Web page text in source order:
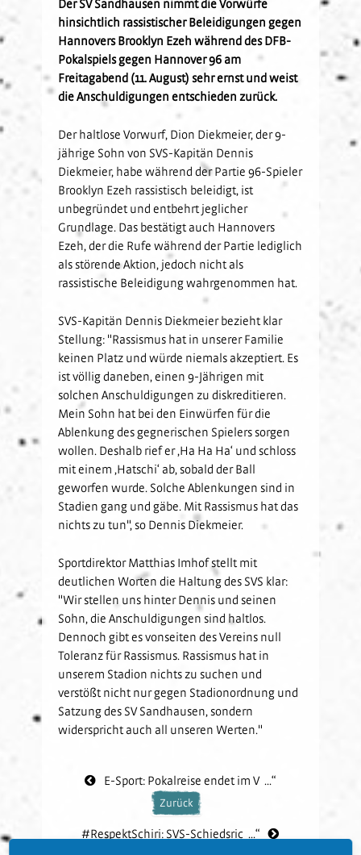
Fanclubs
Gästefans
Jetzt Mitglied werden
Nachhaltigkeit
Vorfall melden
Hast Du Nala gesehen?
Kids-Club
Hardtwald-Helden
Stadion am Hardtwald
Partner-Familie
Hospitality
Sponsoring
Partner-Events
Jobs
U19
U17
U15
U12
Förderteam
Schulkooperationen
Förderverein
Sandhäuser Kids
Der SV Sandhausen nimmt die Vorwürfe
hinsichtlich rassistischer Beleidigungen gegen
Hannovers Brooklyn Ezeh während des DFB-
Pokalspiels gegen Hannover 96 am
Freitagabend (11. August) sehr ernst und weist
die Anschuldigungen entschieden zurück.
Der haltlose Vorwurf, Dion Diekmeier, der 9-
jährige Sohn von SVS-Kapitän Dennis
Diekmeier, habe während der Partie 96-Spieler
Brooklyn Ezeh rassistisch beleidigt, ist
unbegründet und entbehrt jeglicher
Grundlage. Das bestätigt auch Hannovers
Ezeh, der die Rufe während der Partie lediglich
als störende Aktion, jedoch nicht als
rassistische Beleidigung wahrgenommen hat.
SVS-Kapitän Dennis Diekmeier bezieht klar
Stellung: "Rassismus hat in unserer Familie
keinen Platz und würde niemals akzeptiert. Es
ist völlig daneben, einen 9-Jährigen mit
solchen Anschuldigungen zu diskreditieren.
Mein Sohn hat bei den Einwürfen für die
Ablenkung des gegnerischen Spielers sorgen
wollen. Deshalb rief er ‚Ha Ha Ha‘ und schloss
mit einem ‚Hatschi‘ ab, sobald der Ball
geworfen wurde. Solche Ablenkungen sind in
Stadien gang und gäbe. Mit Rassismus hat das
nichts zu tun", so Dennis Diekmeier.
Sportdirektor Matthias Imhof stellt mit
deutlichen Worten die Haltung des SVS klar:
"Wir stellen uns hinter Dennis und seinen
Sohn, die Anschuldigungen sind haltlos.
Dennoch gibt es vonseiten des Vereins null
Toleranz für Rassismus. Rassismus hat in
unserem Stadion nichts zu suchen und
verstößt nicht nur gegen Stadionordnung und
Satzung des SV Sandhausen, sondern
widerspricht auch all unseren Werten."
E-Sport: Pokalreise endet im V ...“
Zurück
#RespektSchiri: SVS-Schiedsric ...“